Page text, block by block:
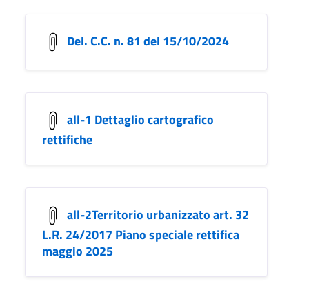
Del. C.C. n. 81 del 15/10/2024
all-1 Dettaglio cartografico
rettifiche
all-2Territorio urbanizzato art. 32
L.R. 24/2017 Piano speciale rettifica
maggio 2025